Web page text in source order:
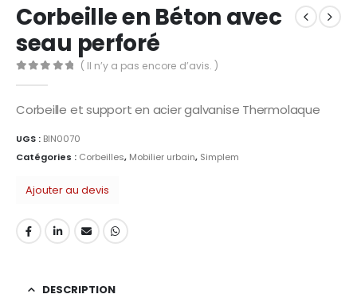
Corbeille en Béton avec
seau perforé
( Il n’y a pas encore d’avis. )
Corbeille et support en acier galvanise Thermolaque
UGS : BIN0070
Catégories : Corbeilles, Mobilier urbain, Simplem
Ajouter au devis
DESCRIPTION